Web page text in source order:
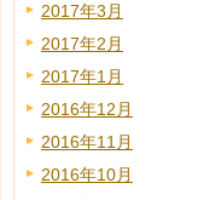
2017年3月
2017年2月
2017年1月
2016年12月
2016年11月
2016年10月